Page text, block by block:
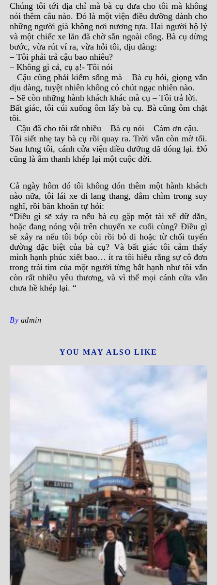
Chúng tôi tới địa chỉ mà bà cụ đưa cho tôi mà không
nói thêm câu nào. Đó là một viện điều dưỡng dành cho
những người già không nơi nương tựa. Hai người hộ lý
và một chiếc xe lăn đã chờ sẵn ngoài cổng. Bà cụ dừng
bước, vừa rút ví ra, vừa hỏi tôi, dịu dàng:
– Tôi phải trả cậu bao nhiêu?
– Không gì cả, cụ ạ!- Tôi nói
– Cậu cũng phải kiếm sống mà – Bà cụ hỏi, giọng vẫn
dịu dàng, tuyệt nhiên không có chút ngạc nhiên nào.
– Sẽ còn những hành khách khác mà cụ – Tôi trả lời.
Bất giác, tôi cúi xuống ôm lấy bà cụ. Bà cũng ôm chặt
tôi.
– Cậu đã cho tôi rất nhiều – Bà cụ nói – Cám ơn cậu.
Tôi siết nhẹ tay bà cụ rồi quay ra. Trời vẫn còn mờ tối.
Sau lưng tôi, cánh cửa viện điều dưỡng đã đóng lại. Đó
cũng là âm thanh khép lại một cuộc đời.
Cả ngày hôm đó tôi không đón thêm một hành khách
nào nữa, tôi lái xe đi lang thang, đắm chìm trong suy
nghĩ, rồi băn khoăn tự hỏi:
“Điều gì sẽ xảy ra nếu bà cụ gặp một tài xế dữ dằn,
hoặc đang nóng vội trên chuyến xe cuối cùng? Điều gì
sẽ xảy ra nếu tôi bóp còi rồi bỏ đi hoặc từ chối tuyến
đường đặc biệt của bà cụ? Và bất giác tôi cảm thấy
mình hạnh phúc xiết bao… ít ra tôi hiểu rằng sự cô đơn
trong trái tim của một người từng bất hạnh như tôi vẫn
còn rất nhiều yêu thương, và vì thế mọi cánh cửa vẫn
chưa hề khép lại. “
By admin
YOU MAY ALSO LIKE